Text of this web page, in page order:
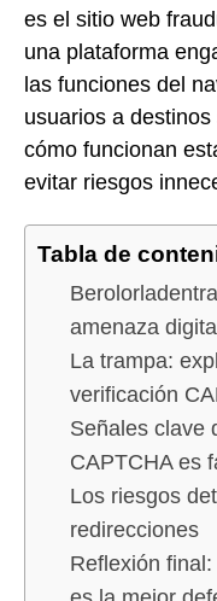
es el sitio web
una plataforma
las funciones del
usuarios a
cómo funcionan
evitar riesgos
Tabla de
amenaza
La trampa:
verificación
Señales clave
CAPTCHA es
Los riesgos
redirecciones
Reflexión